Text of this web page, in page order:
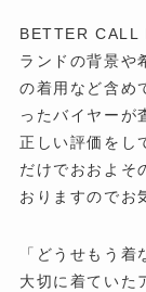
BETTER CALL
ランドの背景や
の着用など含め
ったバイヤーが
正しい評価をし
だけでおおよそ
おりますのでお
「どうせもう
大切に着ていた